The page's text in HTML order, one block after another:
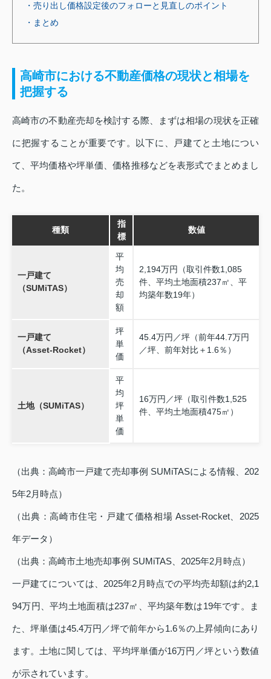
・売り出し価格設定後のフォローと見直しのポイント
・まとめ
高崎市における不動産価格の現状と相場を
把握する
高崎市の不動産売却を検討する際、まずは相場の現状を正確
に把握することが重要です。以下に、戸建てと土地につい
て、平均価格や坪単価、価格推移などを表形式でまとめまし
た。
種類
指
標
数値
一戸建て
（SUMiTAS）
平
均
売
却
額
2,194万円（取引件数1,085
件、平均土地面積237㎡、平
均築年数19年）
一戸建て
（Asset‑Rocket）
坪
単
価
45.4万円／坪（前年44.7万円
／坪、前年対比＋1.6％）
土地（SUMiTAS）
平
均
坪
単
価
16万円／坪（取引件数1,525
件、平均土地面積475㎡）
（出典：高崎市一戸建て売却事例 SUMiTASによる情報、202
5年2月時点）
（出典：高崎市住宅・戸建て価格相場 Asset‑Rocket、2025
年データ）
（出典：高崎市土地売却事例 SUMiTAS、2025年2月時点）
一戸建てについては、2025年2月時点での平均売却額は約2,1
94万円、平均土地面積は237㎡、平均築年数は19年です。ま
た、坪単価は45.4万円／坪で前年から1.6％の上昇傾向にあり
ます。土地に関しては、平均坪単価が16万円／坪という数値
が示されています。